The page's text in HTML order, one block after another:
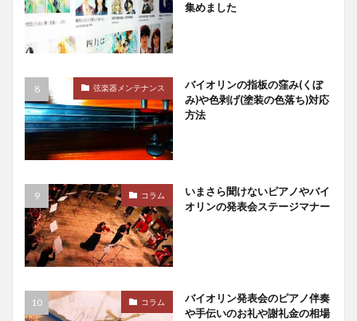
集めました
弦楽器メンテナンス
バイオリンの指板の窪み(くぼ
み)や色剥げ(塗装の色落ち)対応
方法
コラム
いまさら聞けないピアノやバイ
オリンの発表会ステージマナー
コラム
バイオリン発表会のピアノ伴奏
や手伝いのお礼や謝礼金の相場